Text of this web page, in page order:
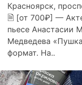
Красноярск,
🗎 [от 700₽] —
пьесе Анастасии
Медведева
формат. На..